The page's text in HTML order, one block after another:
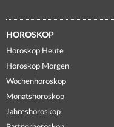
HOROSKOP
Horoskop Heute
Horoskop Morgen
Wochenhoroskop
Monatshoroskop
Jahreshoroskop